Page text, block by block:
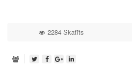
2284 Skatīts